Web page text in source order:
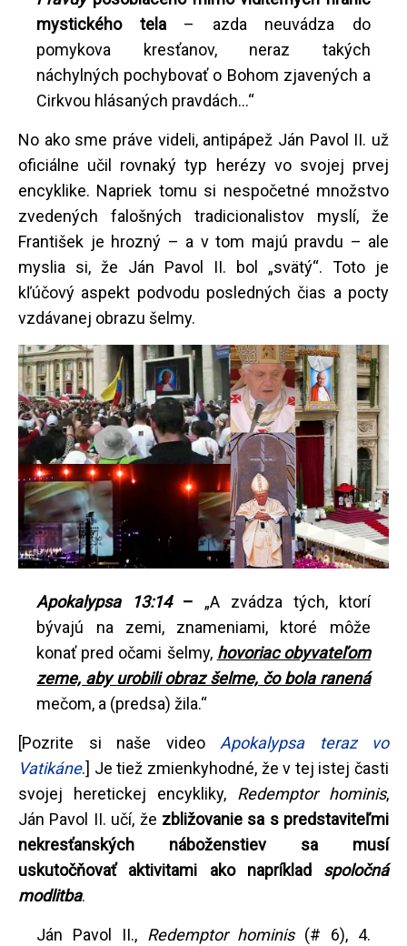
mystického tela– azda neuvádza do
pomykova kresťanov, neraz takých
náchylných pochybovať o Bohom zjavených a
Cirkvou hlásaných pravdách...“
No ako sme práve videli, antipápež Ján Pavol II. už
oficiálne učil rovnaký typ herézy vo svojej prvej
encyklike. Napriek tomu si nespočetné množstvo
zvedených falošných tradicionalistov myslí, že
František je hrozný – a v tom majú pravdu – ale
myslia si, že Ján Pavol II. bol „svätý“. Toto je
kľúčový aspekt podvodu posledných čias a pocty
vzdávanej obrazu šelmy.
Apokalypsa 13:14– „A zvádza tých, ktorí
bývajú na zemi, znameniami, ktoré môže
konať pred očami šelmy, hovoriac obyvateľom
zeme, aby urobili obraz šelme, čo bola ranená
mečom, a (predsa) žila.“
[Pozrite si naše video Apokalypsa teraz vo
Vatikáne.] Je tiež zmienkyhodné, že v tej istej časti
svojej heretickej encykliky, Redemptor hominis,
Ján Pavol II. učí, že zbližovanie sa s predstaviteľmi
nekresťanských náboženstiev sa musí
uskutočňovať aktivitami ako napríklad spoločná
modlitba.
Ján Pavol II.,Redemptor hominis(# 6), 4.